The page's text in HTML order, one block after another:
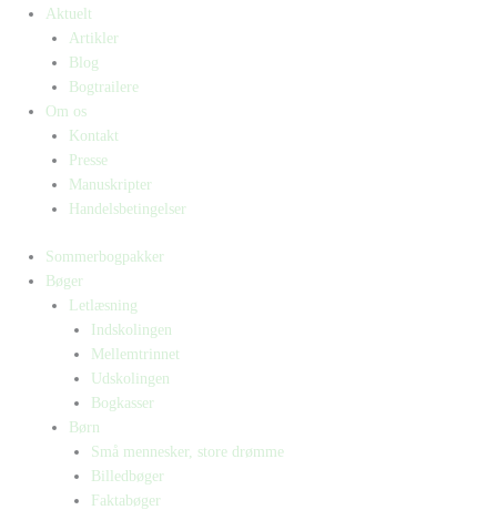
Aktuelt
Artikler
Blog
Bogtrailere
Om os
Kontakt
Presse
Manuskripter
Handelsbetingelser
Sommerbogpakker
Bøger
Letlæsning
Indskolingen
Mellemtrinnet
Udskolingen
Bogkasser
Børn
Små mennesker, store drømme
Billedbøger
Faktabøger